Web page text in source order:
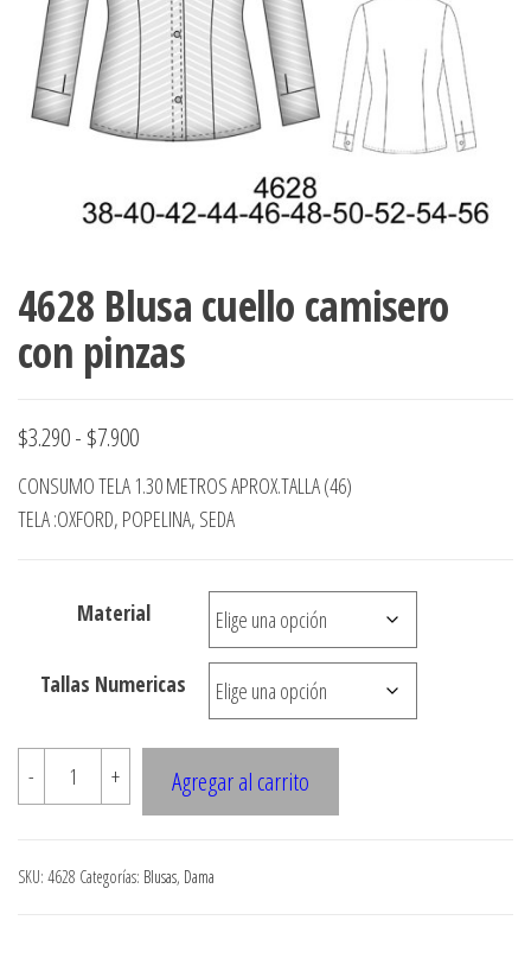
accumark ,
pdf , Moldes
Gerber ,
ropa,
Graduaciones,
Ploteo y
Digitalización
accumark,
Moldes en
pdf, Moldes
Gerber,
4628 Blusa cuello camisero
con pinzas
$3.290- $7.900Rango
de
precios:
hasta
$7.900
CONSUMO TELA 1.30 METROS APROX.TALLA (46)
TELA :OXFORD, POPELINA, SEDA
Material
Tallas Numericas
-
4628
Blusa
camisero
+ Agregar al carrito
SKU: 4628 Categorías: Blusas, Dama